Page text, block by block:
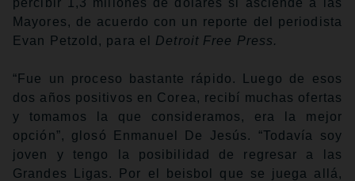
Mayores, de acuerdo con un reporte del periodista
Evan Petzold, para el Detroit Free Press.
“Fue un proceso bastante rápido. Luego de esos
dos años positivos en Corea, recibí muchas ofertas
y tomamos la que consideramos, era la mejor
opción”, glosó Enmanuel De Jesús. “Todavía soy
joven y tengo la posibilidad de regresar a las
Grandes Ligas. Por el beisbol que se juega allá,